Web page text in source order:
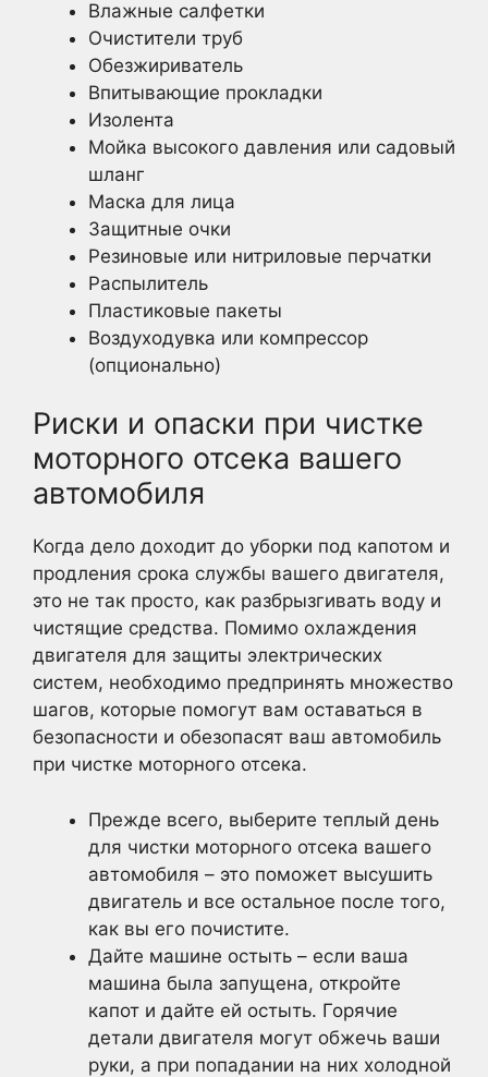
Влажные салфетки
Очистители труб
Обезжириватель
Впитывающие прокладки
Изолента
Мойка высокого давления или садовый
шланг
Маска для лица
Защитные очки
Резиновые или нитриловые перчатки
Распылитель
Пластиковые пакеты
Воздуходувка или компрессор
(опционально)
Риски и опаски при чистке
моторного отсека вашего
автомобиля
Когда дело доходит до уборки под капотом и
продления срока службы вашего двигателя,
это не так просто, как разбрызгивать воду и
чистящие средства. Помимо охлаждения
двигателя для защиты электрических
систем, необходимо предпринять множество
шагов, которые помогут вам оставаться в
безопасности и обезопасят ваш автомобиль
при чистке моторного отсека.
Прежде всего, выберите теплый день
для чистки моторного отсека вашего
автомобиля – это поможет высушить
двигатель и все остальное после того,
как вы его почистите.
Дайте машине остыть – если ваша
машина была запущена, откройте
капот и дайте ей остыть. Горячие
детали двигателя могут обжечь ваши
руки, а при попадании на них холодной